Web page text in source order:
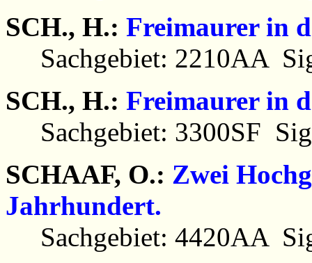
SCH., H.: Freimaurer in
Sachgebiet: 2210AA
SCH., H.: Freimaurer in
Sachgebiet: 3300SF
SCHAAF, O.: Zwei
Jahrhundert.
Sachgebiet: 4420AA